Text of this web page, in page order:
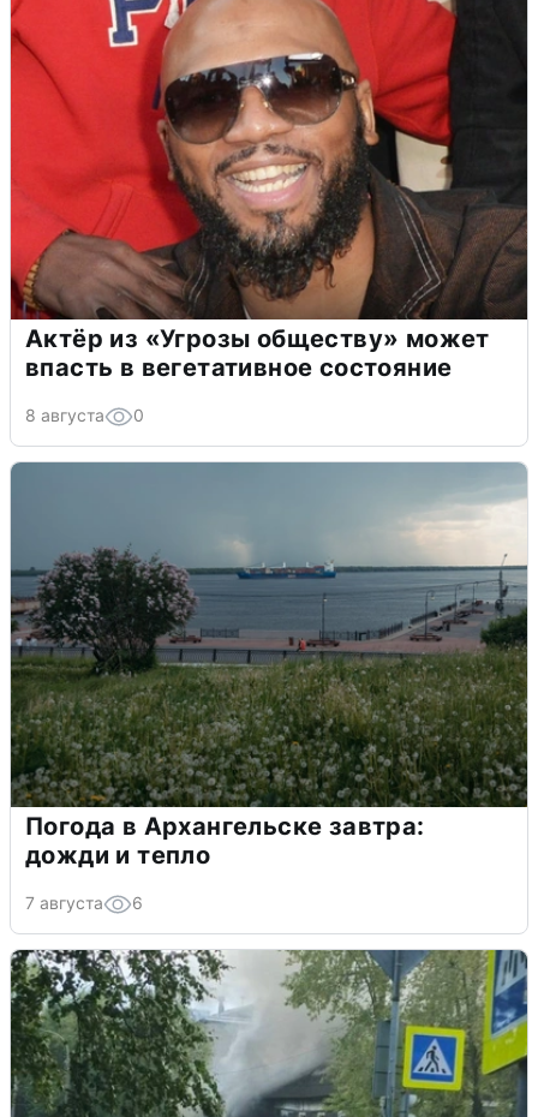
Актёр из «Угрозы обществу» может
впасть в вегетативное состояние
8 августа 0
Погода в Архангельске завтра:
дожди и тепло
7 августа 6